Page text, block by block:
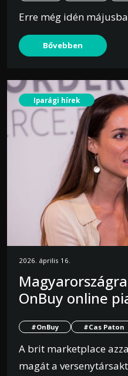
Erre még idén
Bővebben
Iparági hírek
2026. április 16.
OnBuy online
#OnBuy #Cas Paton
A brit marketplace
magát a